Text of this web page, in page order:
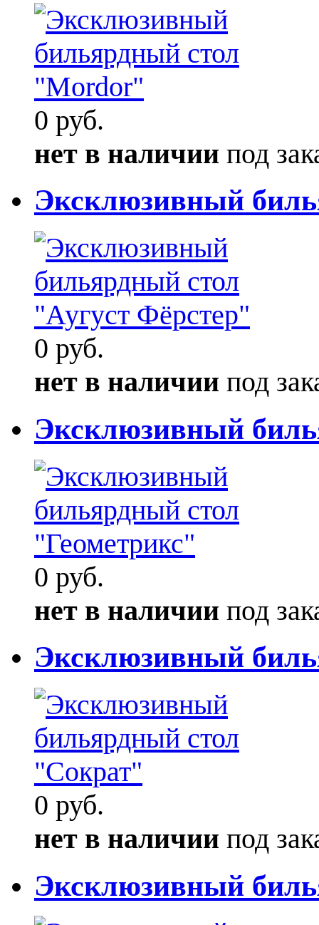
0 руб.
нет в наличии под
Эксклюзивный
0 руб.
нет в наличии под
Эксклюзивный
0 руб.
нет в наличии под
Эксклюзивный
0 руб.
нет в наличии под
Эксклюзивный